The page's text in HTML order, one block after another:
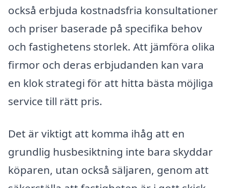
också erbjuda kostnadsfria konsultationer
och priser baserade på specifika behov
och fastighetens storlek. Att jämföra olika
firmor och deras erbjudanden kan vara
en klok strategi för att hitta bästa möjliga
service till rätt pris.
Det är viktigt att komma ihåg att en
grundlig husbesiktning inte bara skyddar
köparen, utan också säljaren, genom att